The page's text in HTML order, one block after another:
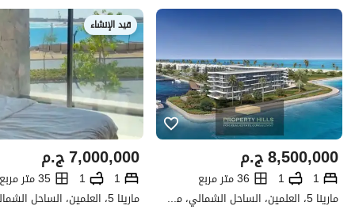
ج.م8,500,000
1
1
36 متر مربع
مارينا 5، العلمين، الساحل الشمالي، مطروح
قيد الإنشاء
ج.م7,000,000
1
1 35 متر مربع